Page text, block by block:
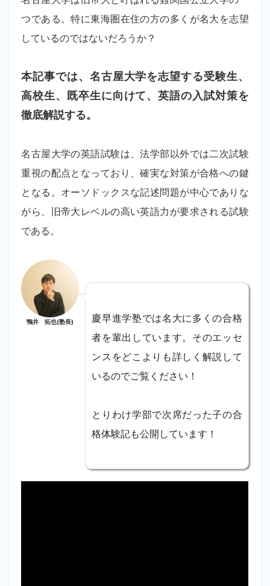
つである。特に東海圏在住の方の多くが名大を志望
しているのではないだろうか？
本記事では、名古屋大学を志望する受験生、
高校生、既卒生に向けて、英語の入試対策を
徹底解説する。
名古屋大学の英語試験は、法学部以外では二次試験
重視の配点となっており、確実な対策が合格への鍵
となる。オーソドックスな記述問題が中心でありな
がら、旧帝大レベルの高い英語力が要求される試験
である。
鴨井 拓也(塾長)
慶早進学塾では名大に多くの合格
者を輩出しています。そのエッセ
ンスをどこよりも詳しく解説して
いるのでご覧ください！
とりわけ学部で次席だった子の合
格体験記も公開しています！